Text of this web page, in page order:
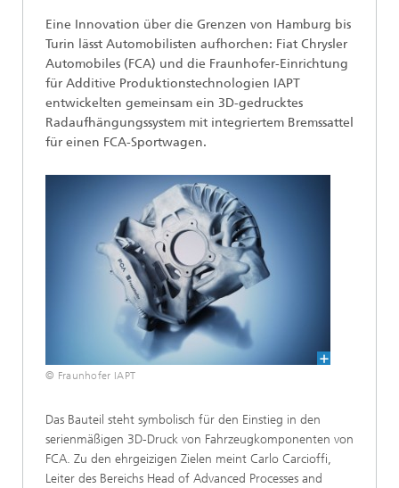
Eine Innovation über die Grenzen von Hamburg bis
Turin lässt Automobilisten aufhorchen: Fiat Chrysler
Automobiles (FCA) und die Fraunhofer-Einrichtung
für Additive Produktionstechnologien IAPT
entwickelten gemeinsam ein 3D-gedrucktes
Radaufhängungssystem mit integriertem Bremssattel
für einen FCA-Sportwagen.
© Fraunhofer IAPT
Das Bauteil steht symbolisch für den Einstieg in den
serienmäßigen 3D-Druck von Fahrzeugkomponenten von
FCA. Zu den ehrgeizigen Zielen meint Carlo Carcioffi,
Leiter des Bereichs Head of Advanced Processes and